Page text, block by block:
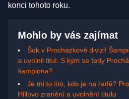
konci tohoto roku.
Mohlo by vás zajímat
Šok v Procházkově divizi!
a uvolnil titul. S kým se tedy
šampiona?
Je mi to líto, kdo je na řadě?
Hillovo zranění a uvolnění titulu